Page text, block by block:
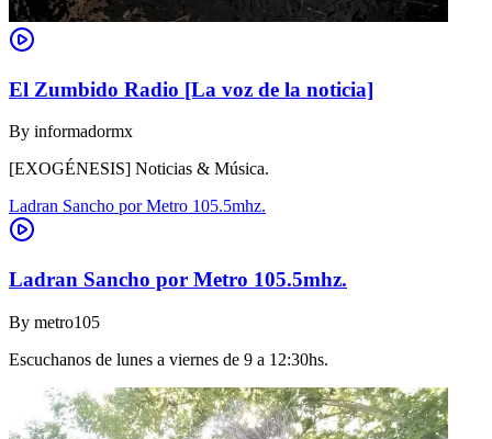
El Zumbido Radio [La voz de la noticia]
By informadormx
[EXOGÉNESIS] Noticias & Música.
Ladran Sancho por Metro 105.5mhz.
Ladran Sancho por Metro 105.5mhz.
By metro105
Escuchanos de lunes a viernes de 9 a 12:30hs.